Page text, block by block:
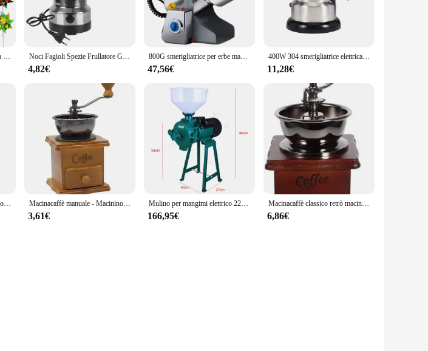
50 pz plastica colorata girandola colore misto partito fai da te prato mulino a vento decorativo filatori di vento per giardino cortile Decor giocattolo per bambini Noci Fagioli Spezie Frullatore Grani Smerigliatrice Macchina Da Cucina Multifunzionale Caffè Chopper Lame Macinacaffè Elettrico per la casa
4,82€
800G smerigliatrice per erbe macchina per caffè grano spezie mulino medicina miscelatore per grano smerigliatrice per alimenti secchi grande capacità in acciaio inossidabile
47,56€
400W 304 smerigliatrice elettrica in acciaio a otto pagine lama elettrica a macinazione rapida multifunzione Smash Machine fagioli di riso frullatore domestico
11,28€
Nuovo smerigliatrice per tabacco a 4 strati 40MM manuale in metallo in lega di zinco mulino per erbe frantoio per spezie smerigliatrice per fumo frantoio a manovella Macinacaffè manuale - Macinino a manovella classico in stile italiano con macinatrice multiuso portatile regolabile per fagioli
3,61€
Mulino per mangimi elettrico 2200W 1400 giri/min Smerigliatrice per cereali secchi Fresatrice per riso con cereali di mais con imbuto 220V Blu/Verde
166,95€
Macinacaffè classico retrò macinacaffè manuale in legno macchina da caffè a manovella professionale Barista Home Coffeeware accessori per caffè
6,86€